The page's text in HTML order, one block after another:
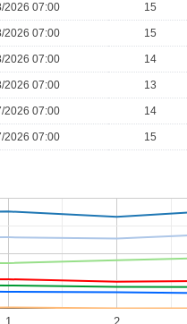
2026 07:00 15
2026 07:00 15
2026 07:00 14
2026 07:00 13
2026 07:00 14
2026 07:00 15